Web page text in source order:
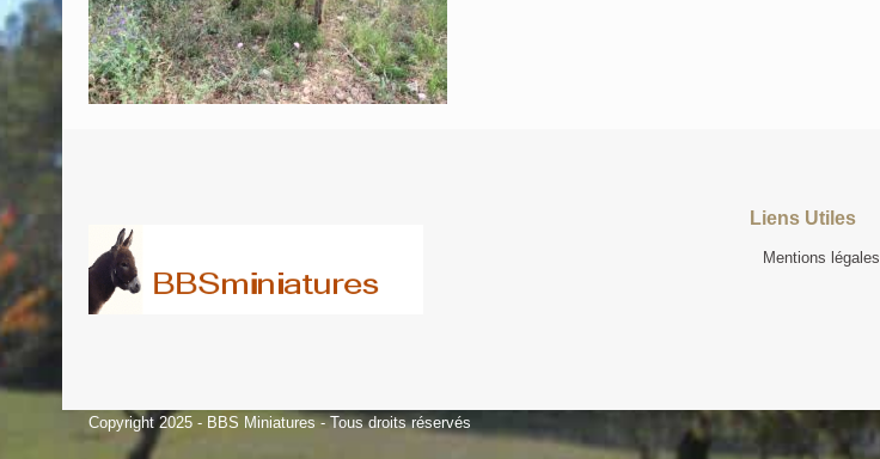
Liens Utiles
Mentions légales
Copyright 2025 - BBS Miniatures - Tous droits réservés